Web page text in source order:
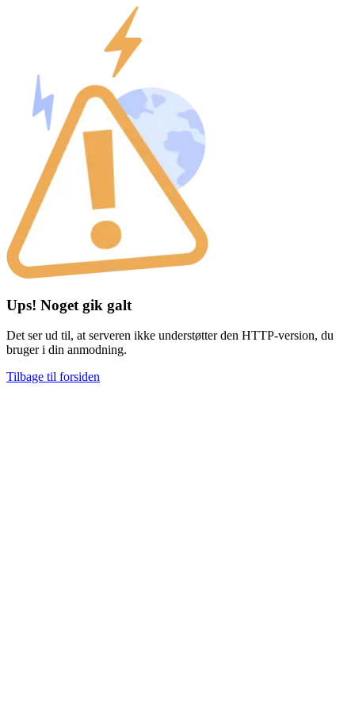
Ups! Noget gik galt
Det ser ud til, at serveren ikke understøtter den HTTP-version, du
bruger i din anmodning.
Tilbage til forsiden